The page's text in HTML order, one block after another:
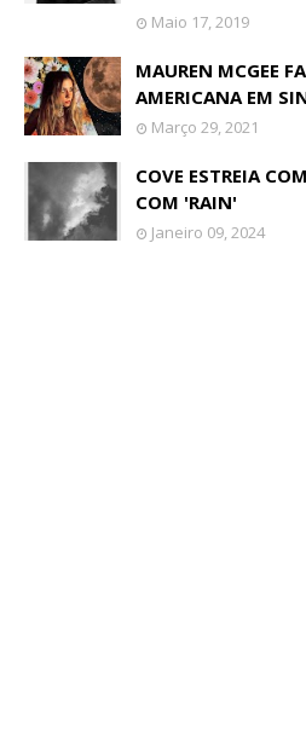
Maio 17, 2019
MAUREN MCGEE
AMERICANA EM
Março 29, 2021
COVE ESTREIA
COM 'RAIN'
Janeiro 09, 2024